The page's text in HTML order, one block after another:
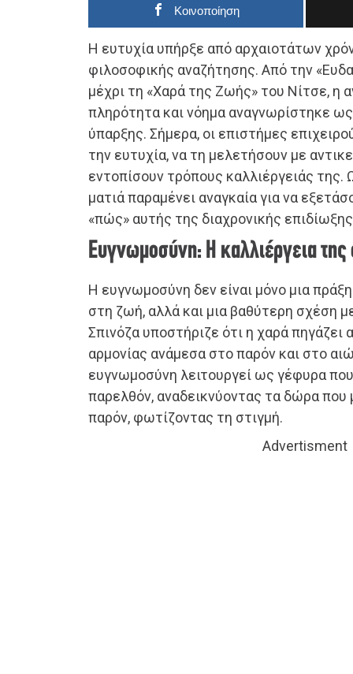
Κοινοποίηση
Η ευτυχία υπήρξε από αρχαιοτάτων
φιλοσοφικής αναζήτησης. Από την
μέχρι τη «Χαρά της Ζωής» του Νίτσε, η
πληρότητα και νόημα αναγνωρίστηκε
ύπαρξης. Σήμερα, οι επιστήμες
την ευτυχία, να τη μελετήσουν με
εντοπίσουν τρόπους καλλιέργειάς της.
ματιά παραμένει αναγκαία για να
«πώς» αυτής της διαχρονικής
Ευγνωμοσύνη: Η καλλιέργεια
Η ευγνωμοσύνη δεν είναι μόνο μια
στη ζωή, αλλά και μια βαθύτερη σχέση
Σπινόζα υποστήριζε ότι η χαρά πηγάζει
αρμονίας ανάμεσα στο παρόν και στο
ευγνωμοσύνη λειτουργεί ως γέφυρα
παρελθόν, αναδεικνύοντας τα δώρα
παρόν, φωτίζοντας τη στιγμή.
Advertisment